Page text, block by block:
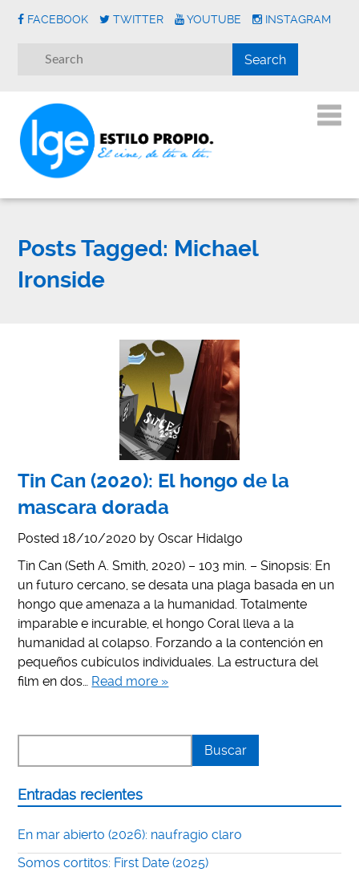
FACEBOOK TWITTER YOUTUBE INSTAGRAM
Posts Tagged: Michael
Ironside
Tin Can (2020): El hongo de la
mascara dorada
Posted18/10/2020 byOscar Hidalgo
Tin Can (Seth A. Smith, 2020) – 103 min. – Sinopsis: En
un futuro cercano, se desata una plaga basada en un
hongo que amenaza a la humanidad. Totalmente
imparable e incurable, el hongo Coral lleva a la
humanidad al colapso. Forzando a la contención en
pequeños cubículos individuales. La estructura del
film en dos… Read more »
Entradas recientes
En mar abierto (2026): naufragio claro
Somos cortitos: First Date (2025)